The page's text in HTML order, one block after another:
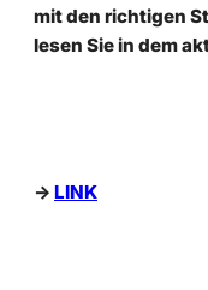
mit den richtigen
lesen Sie in dem
-> LINK